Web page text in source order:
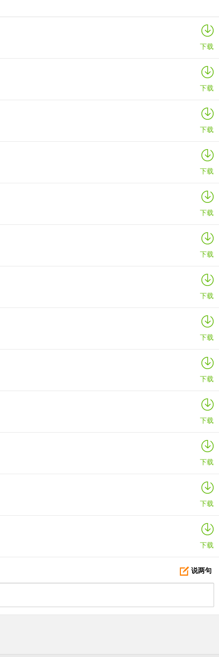
寒窗志
下载
下载
下载
下载
下载
下载
下载
下载
下载
下载
下载
下载
下载
说两句